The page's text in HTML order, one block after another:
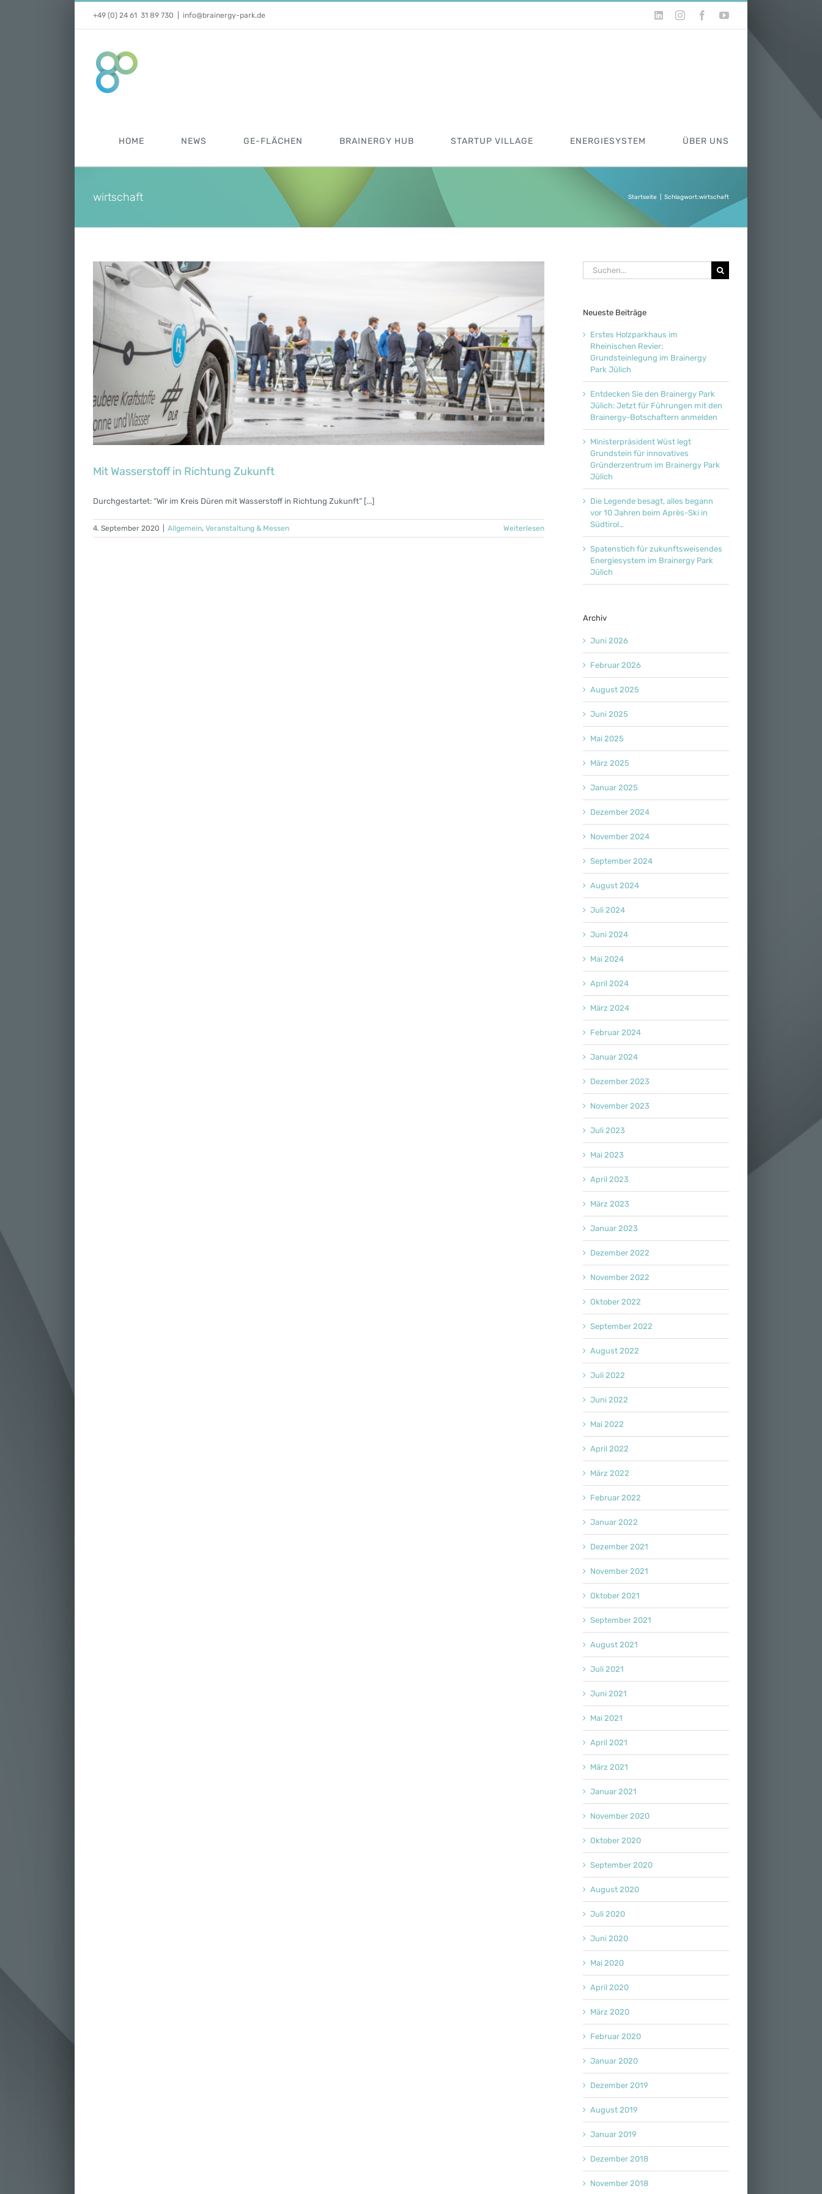
+49 (0) 24 61 31 89 730 info@brainergy-park.de LinkedInInstagramFacebookYouTube
HOME NEWS GE-FLÄCHEN BRAINERGY HUB STARTUP VILLAGE ENERGIESYSTEM ÜBER UNS
wirtschaft Startseite Schlagwort:wirtschaft
Mit Wasserstoff in Richtung Zukunft
Durchgestartet: “Wir im Kreis Düren mit Wasserstoff in Richtung Zukunft” [...]
4. September 2020 Allgemein, Veranstaltung & Messen Weiterlesen
Suche
nach:
Neueste Beiträge
Erstes Holzparkhaus im
Rheinischen Revier:
Grundsteinlegung im Brainergy
Park Jülich
Entdecken Sie den Brainergy Park
Jülich: Jetzt für Führungen mit den
Brainergy-Botschaftern anmelden
Ministerpräsident Wüst legt
Grundstein für innovatives
Gründerzentrum im Brainergy Park
Jülich
Die Legende besagt, alles begann
vor 10 Jahren beim Après-Ski in
Südtirol…
Spatenstich für zukunftsweisendes
Energiesystem im Brainergy Park
Jülich
Archiv
Juni 2026
Februar 2026
August 2025
Juni 2025
Mai 2025
März 2025
Januar 2025
Dezember 2024
November 2024
September 2024
August 2024
Juli 2024
Juni 2024
Mai 2024
April 2024
März 2024
Februar 2024
Januar 2024
Dezember 2023
November 2023
Juli 2023
Mai 2023
April 2023
März 2023
Januar 2023
Dezember 2022
November 2022
Oktober 2022
September 2022
August 2022
Juli 2022
Juni 2022
Mai 2022
April 2022
März 2022
Februar 2022
Januar 2022
Dezember 2021
November 2021
Oktober 2021
September 2021
August 2021
Juli 2021
Juni 2021
Mai 2021
April 2021
März 2021
Januar 2021
November 2020
Oktober 2020
September 2020
August 2020
Juli 2020
Juni 2020
Mai 2020
April 2020
März 2020
Februar 2020
Januar 2020
Dezember 2019
August 2019
Januar 2019
Dezember 2018
November 2018